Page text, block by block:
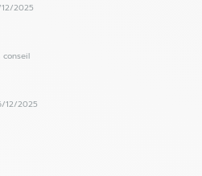
2025
12/2025